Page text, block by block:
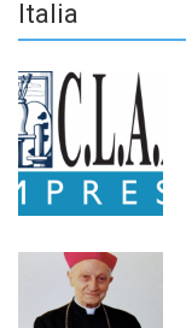
Italia